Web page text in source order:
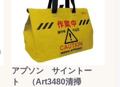
アプソン サイントー
ト （Art3480清掃